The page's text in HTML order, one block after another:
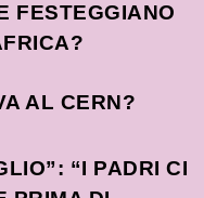
FESTEGGIANO
AL CERN?
“I PADRI CI